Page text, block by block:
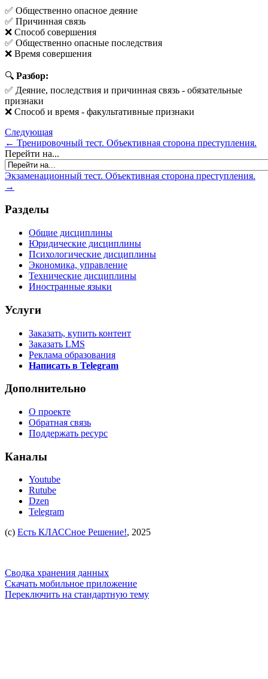
✅ Общественно опасное деяние
✅ Причинная связь
❌ Способ совершения
✅ Общественно опасные последствия
❌ Время совершения
🔍 Разбор:
✅ Деяние, последствия и причинная связь - обязательные
признаки
❌ Способ и время - факультативные признаки
Следующая
← Тренировочный тест. Объективная сторона преступления.
Перейти на...
Экзаменационный тест. Объективная сторона преступления.
→
Разделы
Общие дисциплины
Юридические дисциплины
Психологические дисциплины
Экономика, управление
Технические дисциплины
Иностранные языки
Услуги
Заказать, купить контент
Заказать LMS
Реклама образования
Написать в Telegram
Дополнительно
О проекте
Обратная связь
Поддержать ресурс
Каналы
Youtube
Rutube
Dzen
Telegram
(c) Есть КЛАССное Решение!, 2025
Сводка хранения данных
Скачать мобильное приложение
Переключить на стандартную тему